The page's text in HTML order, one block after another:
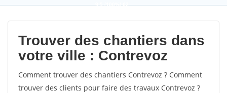
9,5(100%)62
votes
Trouver des chantiers dans
votre ville : Contrevoz
Comment trouver des chantiers Contrevoz ? Comment
trouver des clients pour faire des travaux Contrevoz ?